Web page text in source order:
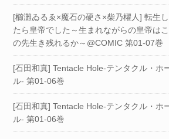
[櫛灘ゐるゑ×魔石の硬さ×柴乃櫂人] 転生し
たら皇帝でした～生まれながらの皇帝はこ
の先生き残れるか～@COMIC 第01-07巻
[石田和真] Tentacle Hole-テンタクル・ホ
ル- 第01-06巻
[石田和真] Tentacle Hole-テンタクル・ホ
ル- 第01-06巻